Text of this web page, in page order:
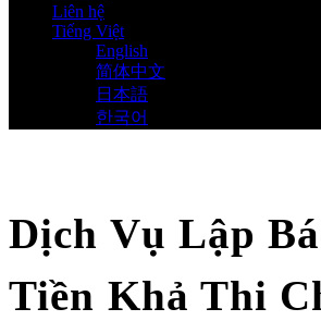
Liên hệ
Tiếng Việt
English
简体中文
日本語
한국어
Dịch Vụ Lập
Tiền Khả Thi